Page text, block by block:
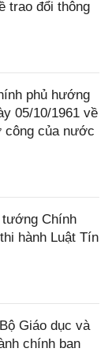
trao đổi thông
phủ hướng
05/10/1961 về
công của nước
tướng Chính
hành Luật Tín
Giáo dục và
chính ban